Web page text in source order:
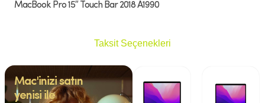
Taksit Seçenekleri
MacBook Pro 15″ Touch Bar 2018 A1990
Mac'inizi satın
yenisi ile